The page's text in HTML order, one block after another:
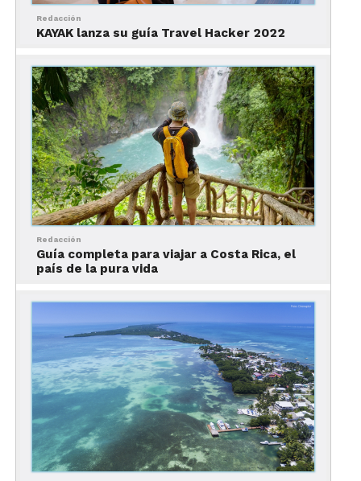
El modo más sencillo para llegar es tomar un
vuelo directo, saliendo de distintas partes de
México, como Cancún y Ciudad de México, con
aerolíneas como Aeroméxico e Interjetc. También
hay varios vuelos con escalas en ciudades de EUA,
Redacción
KAYAK lanza su guía Travel Hacker 2022
Redacción
Guía completa para viajar a Costa Rica, el
país de la pura vida